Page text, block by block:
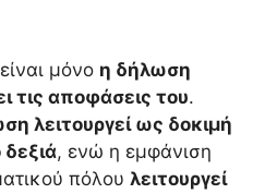
μόνο η δήλωση
τις αποφάσεις του.
λειτουργεί ως δοκιμή
, ενώ η εμφάνιση
πόλου λειτουργεί